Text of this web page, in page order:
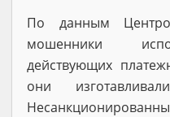
По данным
мошенники
действующих
они